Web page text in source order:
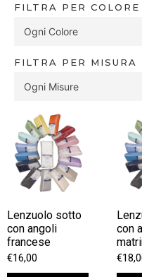
FILTRA PER COLORE
Ogni Colore
FILTRA PER MISURA
Ogni Misure
Lenzuolo sotto
con angoli
francese
€16,00
con
€